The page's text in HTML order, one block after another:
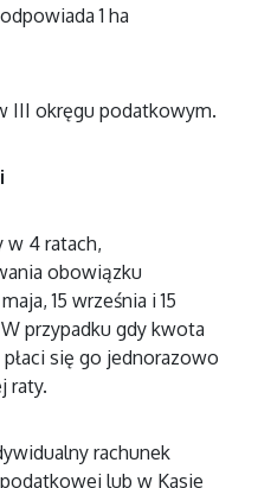
1 ha
III okręgu podatkowym.
w 4 ratach,
obowiązku
15 września i 15
przypadku gdy kwota
płaci się go jednorazowo
raty.
rachunek
lub w Kasie